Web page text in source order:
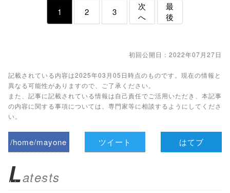
1 2 3
次
へ
最
後
初回公開日：2022年07月27日
記載されている内容は2025年03月05日時点のものです。現在の情報と
異なる可能性がありますので、ご了承ください。
また、記事に記載されている情報は自己責任でご活用いただき、本記事
の内容に関する事項については、専門家等に相談するようにしてくださ
い。
/home/mayone
biz.jp/public_ht
ツイート はてブ
Latests